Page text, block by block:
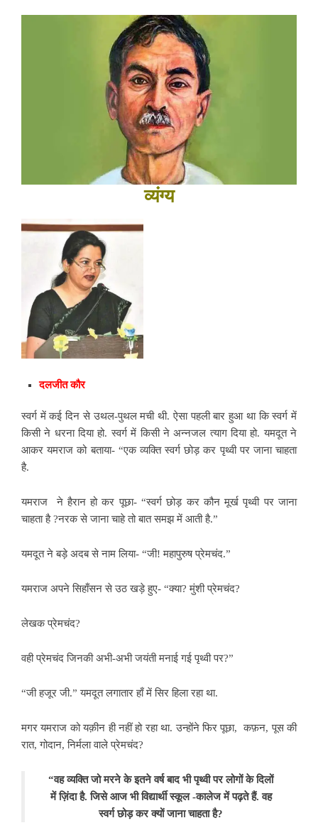
व्यंग्य
दलजीत कौर
स्वर्ग में कई दिन से उथल-पुथलमची थी. ऐसा पहली बार हुआ था कि स्वर्ग में
किसी ने धरना दिया हो. स्वर्ग में किसी ने अन्नजल त्याग दिया हो. यमदूत ने
आकर यमराज को बताया- “एक व्यक्ति स्वर्ग छोड़ कर पृथ्वी पर जाना चाहता
है.
यमराज ने हैरान हो करपूछा- “स्वर्ग छोड़ कर कौन मूर्ख पृथ्वी पर जाना
चाहता है ?नरक से जाना चाहे तो बात समझ में आती है.”
यमदूत ने बड़े अदब सेनाम लिया- “जी! महापुरुष प्रेमचंद.”
यमराज अपने सिहाँसनसे उठ खड़े हुए- “क्या? मुंशी प्रेमचंद?
लेखक प्रेमचंद?
वही प्रेमचंद जिनकीअभी-अभी जयंती मनाई गई पृथ्वी पर?”
“जी हजूर जी.”यमदूत लगातार हाँ में सिर हिला रहा था.
मगर यमराज को यक़ीनही नहीं हो रहा था. उन्होंने फिर पूछा, कफ़न, पूस की
रात, गोदान, निर्मला वाले प्रेमचंद?
“वह व्यक्ति जो मरने के इतने वर्ष बाद भी पृथ्वी पर लोगों के दिलों
में ज़िंदा है. जिसे आज भी विद्यार्थी स्कूल -कालेज में पढ़ते हैं. वह
स्वर्ग छोड़ कर क्यों जाना चाहता है?